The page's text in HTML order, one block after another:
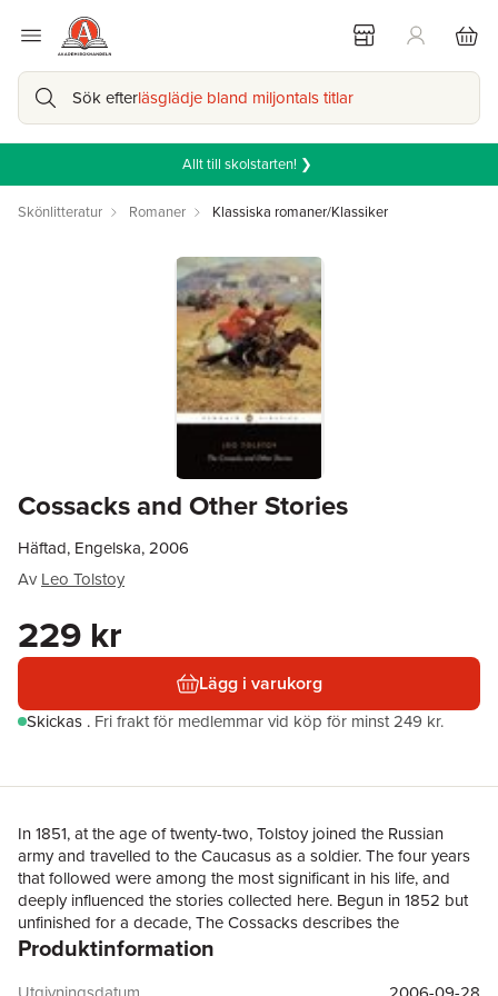
Sök efterläsglädje bland miljontals titlar
Allt till skolstarten! ❯
Skönlitteratur Romaner Klassiska romaner/Klassiker
Cossacks and Other Stories
Häftad, Engelska, 2006
Av Leo Tolstoy
229 kr
Lägg i varukorg
Skickas . Fri frakt för medlemmar vid köp för minst 249 kr.
In 1851, at the age of twenty-two, Tolstoy joined the Russian
army and travelled to the Caucasus as a soldier. The four years
that followed were among the most significant in his life, and
deeply influenced the stories collected here. Begun in 1852 but
unfinished for a decade, The Cossacks describes the
experiences of Olenin, a young cultured Russian who comes to
people. Sevastopol Sketches, based on Tolstoy's own
Produktinformation